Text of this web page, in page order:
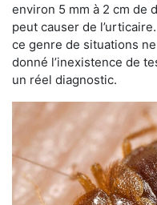
environ 5 mm à 2 cm de
peut causer de
ce genre de situations
donné l’inexistence de
un réel diagnostic.